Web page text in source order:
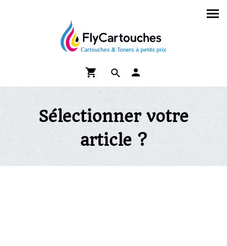
Sélectionner votre
article ?